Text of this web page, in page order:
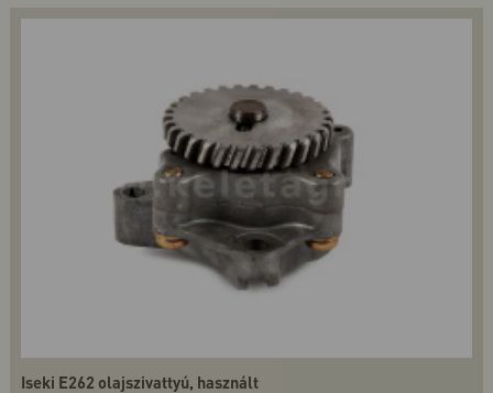
Iseki E262 olajszivattyú, használt